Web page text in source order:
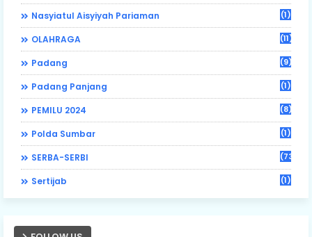
Nasyiatul Aisyiyah Pariaman (1)
OLAHRAGA (11)
Padang (9)
Padang Panjang (1)
PEMILU 2024 (8)
Polda Sumbar (1)
SERBA-SERBI (73)
Sertijab (1)